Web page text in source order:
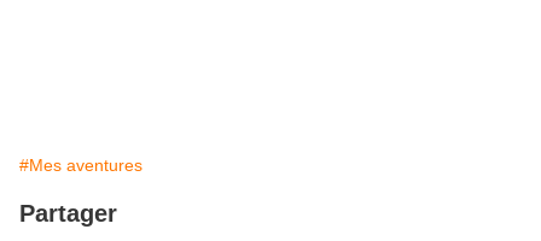
#Mes aventures
Partager